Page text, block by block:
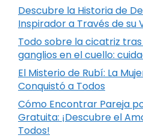
Descubre la Historia de
Inspirador a Través de su
Todo sobre la cicatriz
ganglios en el cuello:
El Misterio de Rubí: La
Conquistó a Todos
Cómo Encontrar Pareja
Gratuita: ¡Descubre el
Todos!